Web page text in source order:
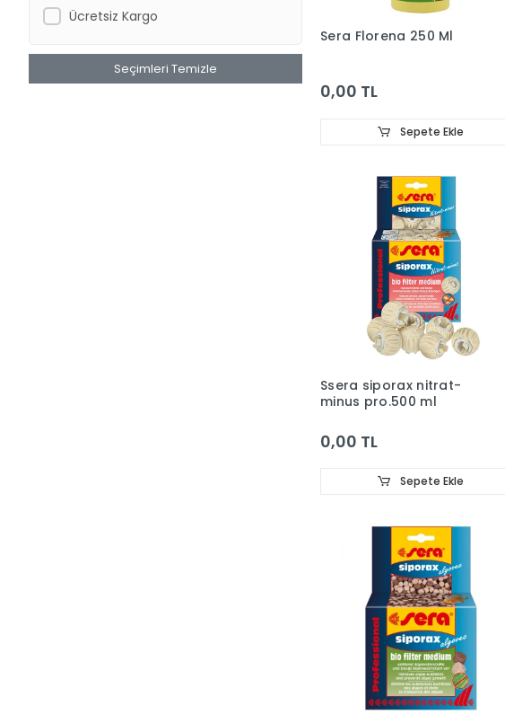
EJET
EzyDog
Ücretsiz Kargo
Seçimleri Temizle
Sera Florena 250 Ml
0,00 TL
Sepete Ekle
Ssera siporax nitrat-
minus pro.500 ml
0,00 TL
Sepete Ekle